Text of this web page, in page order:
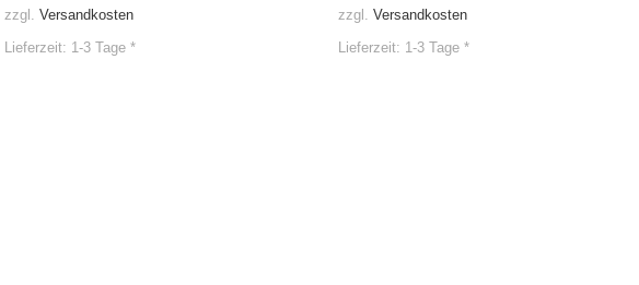
zzgl. Versandkosten
Lieferzeit: 1-3 Tage *
zzgl. Versandkosten
Lieferzeit: 1-3 Tage *